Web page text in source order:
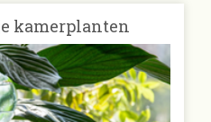
kamerplanten